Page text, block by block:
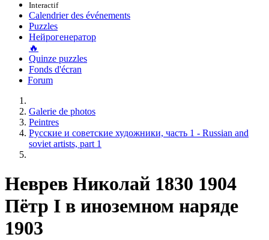
Interactif
Calendrier des événements
Puzzles
Нейрогенератор
🔥
Quinze puzzles
Fonds d'écran
Forum
Galerie de photos
Peintres
Русские и советские художники, часть 1 - Russian and
soviet artists, part 1
Неврев Николай 1830 1904
Пётр I в иноземном наряде
1903